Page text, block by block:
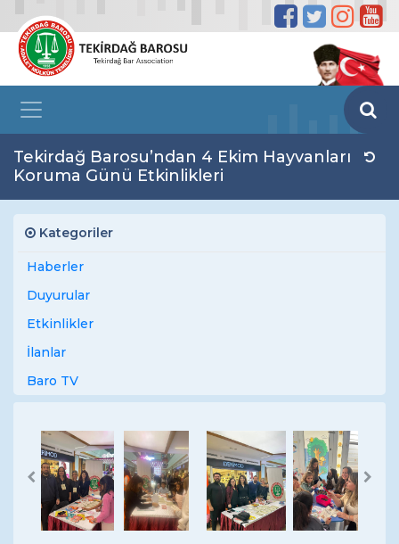
Tekirdağ Barosu’ndan 4 Ekim Hayvanları
Koruma Günü Etkinlikleri
Kategoriler
Haberler
Duyurular
Etkinlikler
İlanlar
Baro TV
Previous Next